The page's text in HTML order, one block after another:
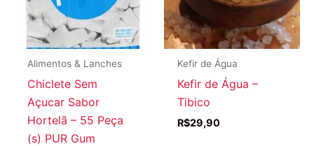
Alimentos & Lanches
Chiclete Sem
Açucar Sabor
Hortelã – 55 Peça
(s) PUR Gum
Kefir de Água
Kefir de Água –
Tibico
R$29,90